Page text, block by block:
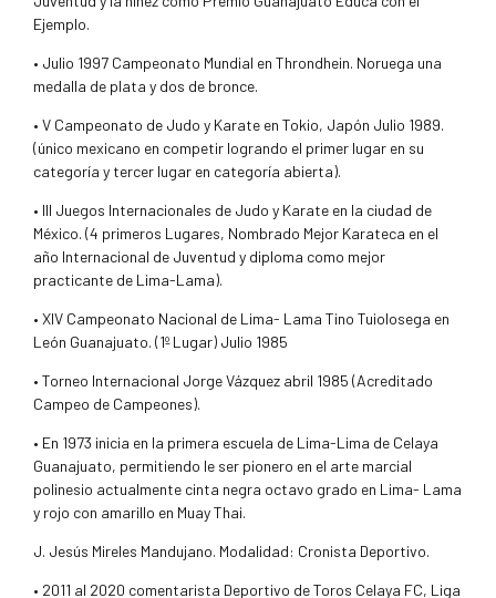
Ejemplo.
• Julio 1997 Campeonato Mundial en Throndhein. Noruega una
medalla de plata y dos de bronce.
• V Campeonato de Judo y Karate en Tokio, Japón Julio 1989.
(único mexicano en competir logrando el primer lugar en su
categoría y tercer lugar en categoría abierta).
• III Juegos Internacionales de Judo y Karate en la ciudad de
México. (4 primeros Lugares, Nombrado Mejor Karateca en el
año Internacional de Juventud y diploma como mejor
practicante de Lima-Lama).
• XIV Campeonato Nacional de Lima- Lama Tino Tuiolosega en
León Guanajuato. (1º Lugar) Julio 1985
• Torneo Internacional Jorge Vázquez abril 1985 (Acreditado
Campeo de Campeones).
• En 1973 inicia en la primera escuela de Lima-Lima de Celaya
Guanajuato, permitiendo le ser pionero en el arte marcial
polinesio actualmente cinta negra octavo grado en Lima- Lama
y rojo con amarillo en Muay Thai.
J. Jesús Mireles Mandujano. Modalidad: Cronista Deportivo.
• 2011 al 2020 comentarista Deportivo de Toros Celaya FC, Liga